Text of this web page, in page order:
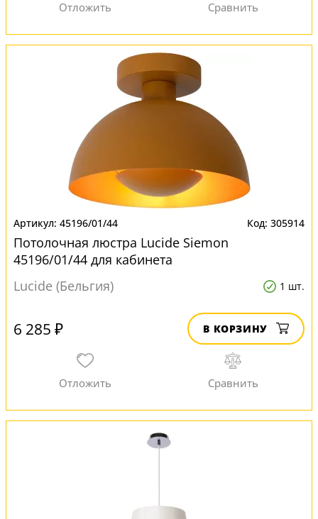
45196/01/44 305914
Потолочная люстра Lucide Siemon
45196/01/44 для кабинета
Lucide (Бельгия)
1 шт.
6 285 ₽ В КОРЗИНУ